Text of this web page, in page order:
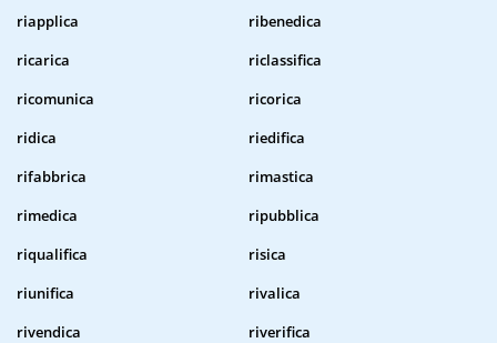
riapplica
ribenedica
ricarica
riclassifica
ricomunica
ricorica
ridica
riedifica
rifabbrica
rimastica
rimedica
ripubblica
riqualifica
risica
riunifica
rivalica
rivendica
riverifica